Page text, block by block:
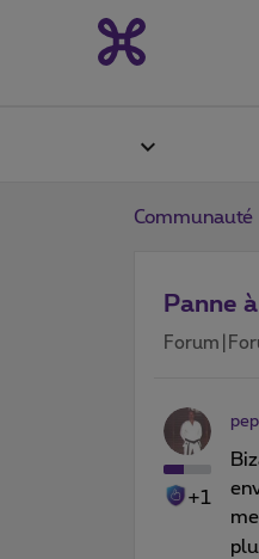
Communauté
Panne
+1